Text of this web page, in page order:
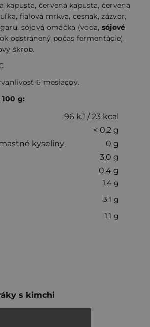
kapusta, červená kapusta, červená
fialová mrkva, cesnak, zázvor,
sójová omáčka (voda, sójové
odstránený počas fermentácie),
škrob.
6 mesiacov.
g:
96 kJ / 23 kcal
< 0,2 g
mastné kyseliny
0 g
3,0 g
0,4 g
1,4 g
3,1 g
1,1 g
s kimchi